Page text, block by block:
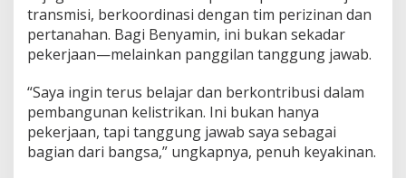
transmisi, berkoordinasi dengan tim perizinan dan
pertanahan. Bagi Benyamin, ini bukan sekadar
pekerjaan—melainkan panggilan tanggung jawab.
“Saya ingin terus belajar dan berkontribusi dalam
pembangunan kelistrikan. Ini bukan hanya
pekerjaan, tapi tanggung jawab saya sebagai
bagian dari bangsa,” ungkapnya, penuh keyakinan.